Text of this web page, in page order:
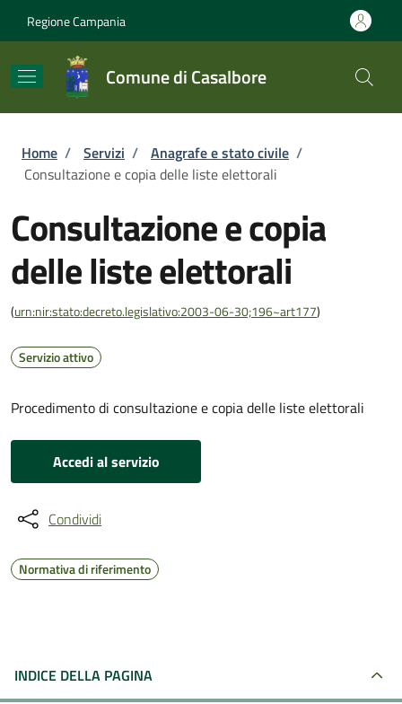
Regione Campania
Comune di Casalbore
Briciole di pane
Home / Servizi / Anagrafe e stato civile /
Consultazione e copia delle liste elettorali
Consultazione e copia
delle liste elettorali
(urn:nir:stato:decreto.legislativo:2003-06-30;196~art177)
Servizio attivo
Procedimento di consultazione e copia delle liste elettorali
Accedi al servizio
Condividi
Normativa di riferimento
INDICE DELLA PAGINA